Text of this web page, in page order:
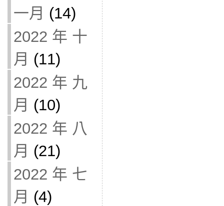
一月 (14)
2022 年 十
月 (11)
2022 年 九
月 (10)
2022 年 八
月 (21)
2022 年 七
月 (4)